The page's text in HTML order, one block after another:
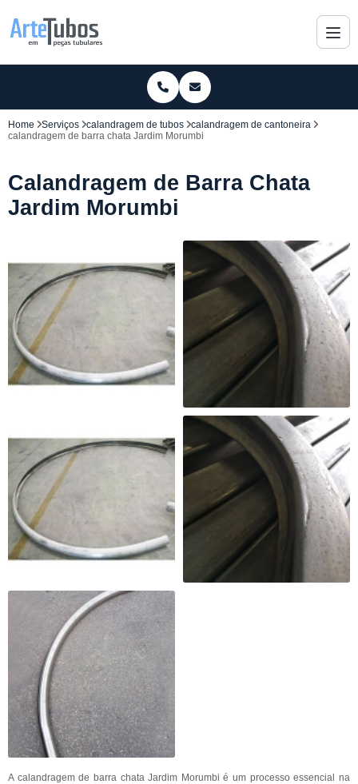
Home Serviços calandragem de tubos
calandragem de cantoneira
calandragem de barra chata Jardim Morumbi
Calandragem de Barra Chata
Jardim Morumbi
A calandragem de barra chata Jardim Morumbi é um processo essencial na